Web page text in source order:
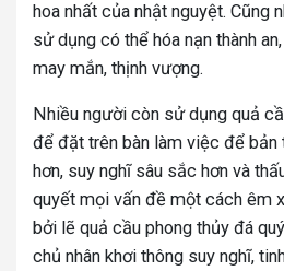
hoa nhất của nhật nguyệt. Cũng
sử dụng có thể hóa nạn thành
may mắn, thịnh vượng.
Nhiều người còn sử dụng quả
để đặt trên bàn làm việc để bản
hơn, suy nghĩ sâu sắc hơn và
quyết mọi vấn đề một cách êm
bởi lẽ quả cầu phong thủy đá
chủ nhân khơi thông suy nghĩ,